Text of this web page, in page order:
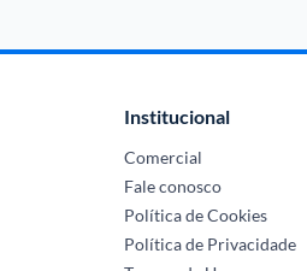
Institucional
Comercial
Fale conosco
Política de Cookies
Política de Privacidade